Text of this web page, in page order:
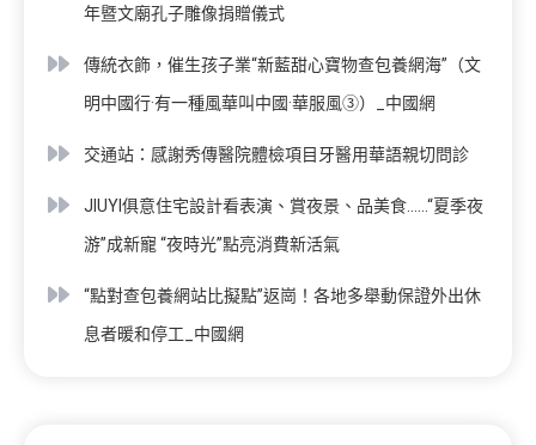
年暨文廟孔子雕像捐贈儀式
傳統衣飾，催生孩子業“新藍甜心寶物查包養網海”（文
明中國行·有一種風華叫中國·華服風③）_中國網
交通站：感謝秀傳醫院體檢項目牙醫用華語親切問診
JIUYI俱意住宅設計看表演、賞夜景、品美食……“夏季夜
游”成新寵 “夜時光”點亮消費新活氣
“點對查包養網站比擬點”返崗！各地多舉動保證外出休
息者暖和停工_中國網